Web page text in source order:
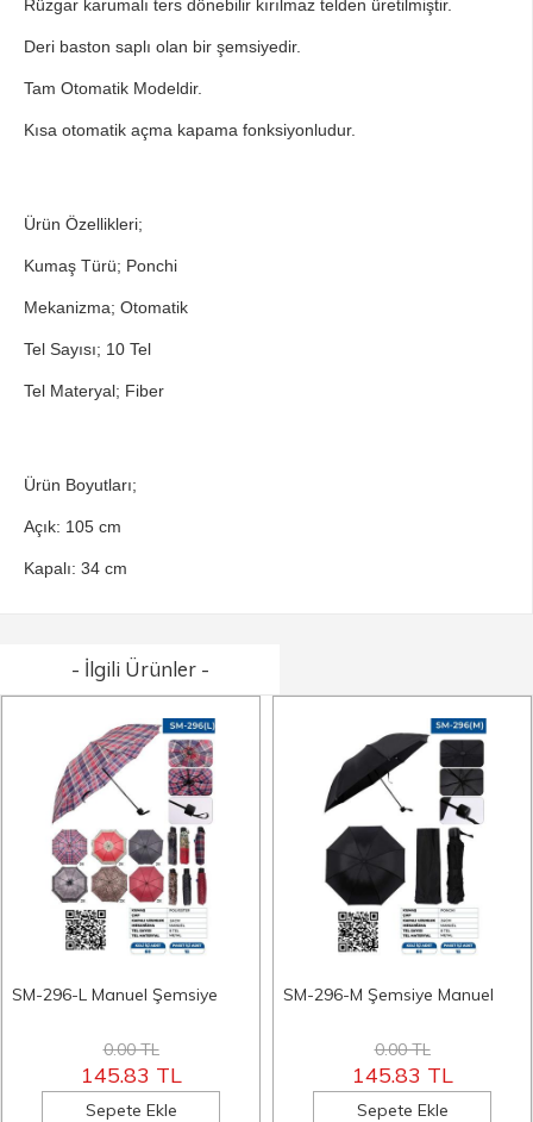
Rüzgar karumalı ters dönebilir kırılmaz telden üretilmiştir.
Deri baston saplı olan bir şemsiyedir.
Tam Otomatik Modeldir.
Kısa otomatik açma kapama fonksiyonludur.
Ürün Özellikleri;
Kumaş Türü; Ponchi
Mekanizma; Otomatik
Tel Sayısı; 10 Tel
Tel Materyal; Fiber
Ürün Boyutları;
Açık: 105 cm
Kapalı: 34 cm
- İlgili Ürünler -
SM-296-L Manuel Şemsiye
0.00 TL
145.83 TL
Sepete Ekle
SM-296-M Şemsiye Manuel
0.00 TL
145.83 TL
Sepete Ekle